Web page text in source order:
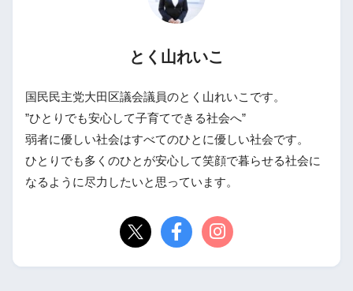
とく山れいこ
国民民主党大田区議会議員のとく山れいこです。
”ひとりでも安心して子育てできる社会へ”
弱者に優しい社会はすべてのひとに優しい社会です。
ひとりでも多くのひとが安心して笑顔で暮らせる社会に
なるように尽力したいと思っています。